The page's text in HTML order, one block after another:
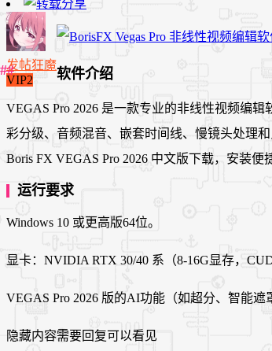
发帖狂魔
VIP2
软件介绍
VEGAS Pro 2026 是一款专业的非线性视频编
彩分级、音频混音、嵌套时间线、慢镜头处理
Boris FX VEGAS Pro 2026 中文版下载，安装便
运行要求
Windows 10 或更高版64位。
显卡：NVIDIA RTX 30/40 系（8-16G显存，
VEGAS Pro 2026 版的AI功能（如超分、智能遮
隐藏内容需要回复可以看见